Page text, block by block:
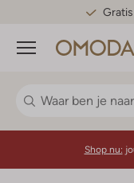
Menu
Shop nu: